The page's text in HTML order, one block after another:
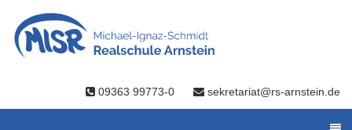
09363 99773-0 sekretariat@rs-arnstein.de